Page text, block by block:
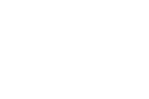
入牙套周圍。刷牙角度：牙刷與牙
方式刷牙。特別要注意牙套上下
先刷上排外側，再刷下排外側。接
3分鐘，耐心地慢慢清潔每顆牙齒。
刷或牙線穿引器，協助清潔矯正器